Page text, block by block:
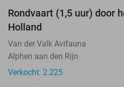
Rondvaart (1,5 uur) door
Holland
Van der Valk Avifauna
Alphen aan den Rijn
Verkocht: 2.225